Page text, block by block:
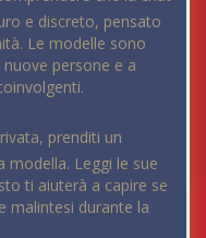
e discreto, pensato
Le modelle sono
persone e a
prenditi un
Leggi le sue
ti aiuterà a capire se
malintesi durante la